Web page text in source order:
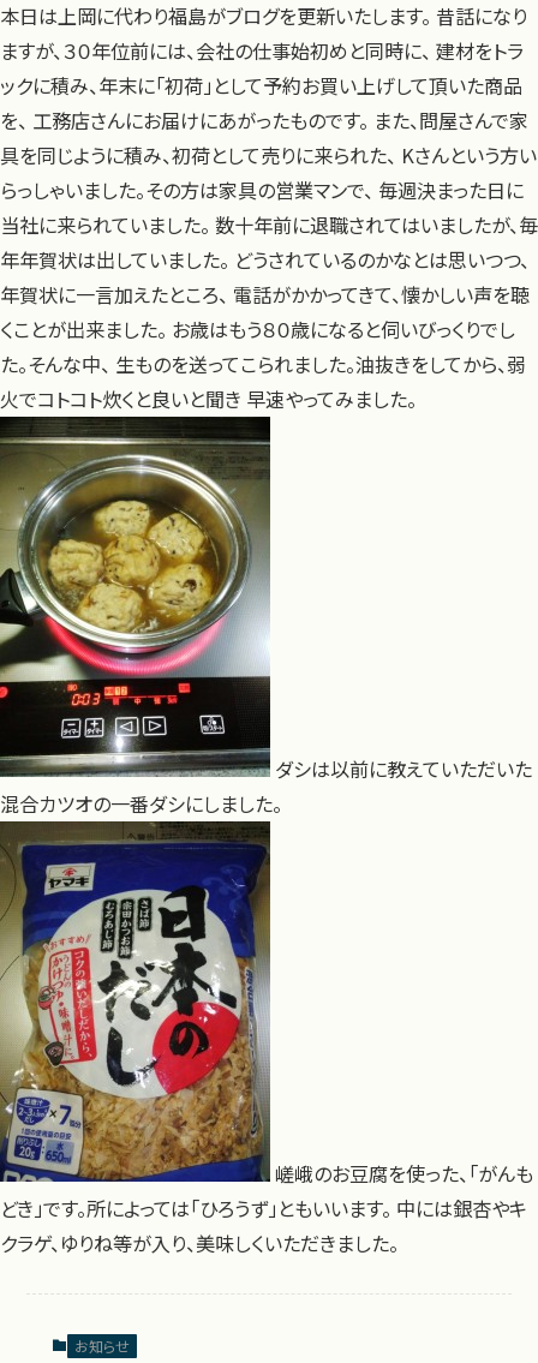
本日は上岡に代わり福島がブログを更新いたします。 昔話になり
ますが、３０年位前には、会社の仕事始初めと同時に、 建材をトラ
ックに積み、年末に「初荷」として予約お買い上げして頂いた商品
を、 工務店さんにお届けにあがったものです。 また、問屋さんで家
具を同じように積み、初荷として売りに来られた、 Kさんという方い
らっしゃいました。その方は家具の営業マンで、 毎週決まった日に
当社に来られていました。 数十年前に退職されてはいましたが、毎
年年賀状は出していました。 どうされているのかなとは思いつつ、
年賀状に一言加えたところ、 電話がかかってきて、懐かしい声を聴
くことが出来ました。 お歳はもう８０歳になると伺いびっくりでし
た。そんな中、 生ものを送ってこられました。油抜きをしてから、弱
火でコトコト炊くと良いと聞き 早速やってみました。
ダシは以前に教えていただいた
混合カツオの一番ダシにしました。
嵯峨のお豆腐を使った、「がんも
どき」です。所によっては「ひろうず」ともいいます。 中には銀杏やキ
クラゲ、ゆりね等が入り、美味しくいただきました。
お知らせ